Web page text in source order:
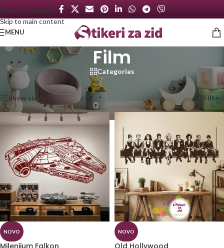
Skip to navigation
Skip to main content
MENU
Film
Categories
Početna
Film Prikazano je svih 40 rezultata
Show sidebar Filteri
NOVO
Milenijum Falkon
NOVO
Old Hollywood